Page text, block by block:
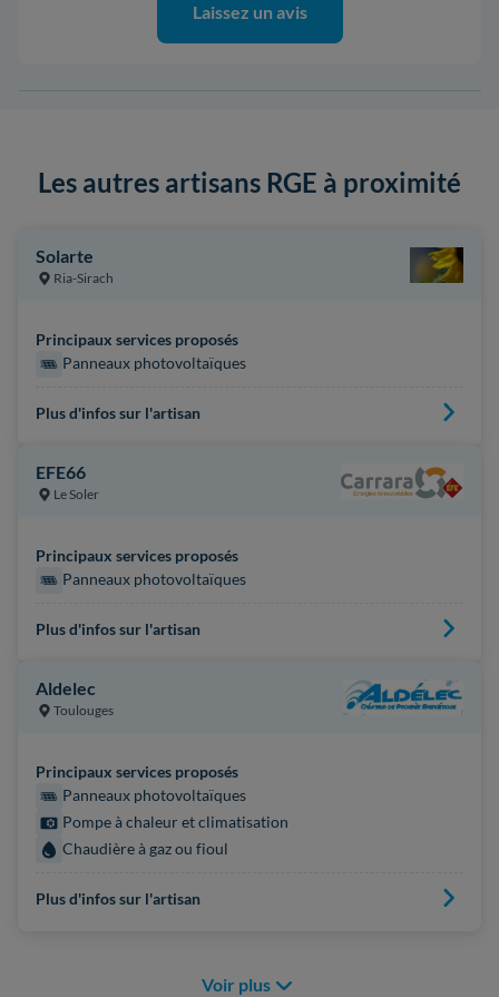
Laissez un avis
Les autres artisans RGE à proximité
Solarte
Ria-Sirach
Principaux services proposés
Panneaux photovoltaïques
Plus d'infos sur l'artisan
EFE66
Le Soler
Principaux services proposés
Panneaux photovoltaïques
Plus d'infos sur l'artisan
Aldelec
Toulouges
Principaux services proposés
Panneaux photovoltaïques
Pompe à chaleur et climatisation
Chaudière à gaz ou fioul
Plus d'infos sur l'artisan
Voir plus